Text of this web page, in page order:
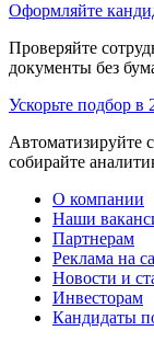
Оформляйте
Проверяйте
документы без
Ускорьте подбор в
Автоматизируйте
собирайте
О компании
Наши
Партнерам
Реклама на
Новости и
Инвесторам
Кандидаты